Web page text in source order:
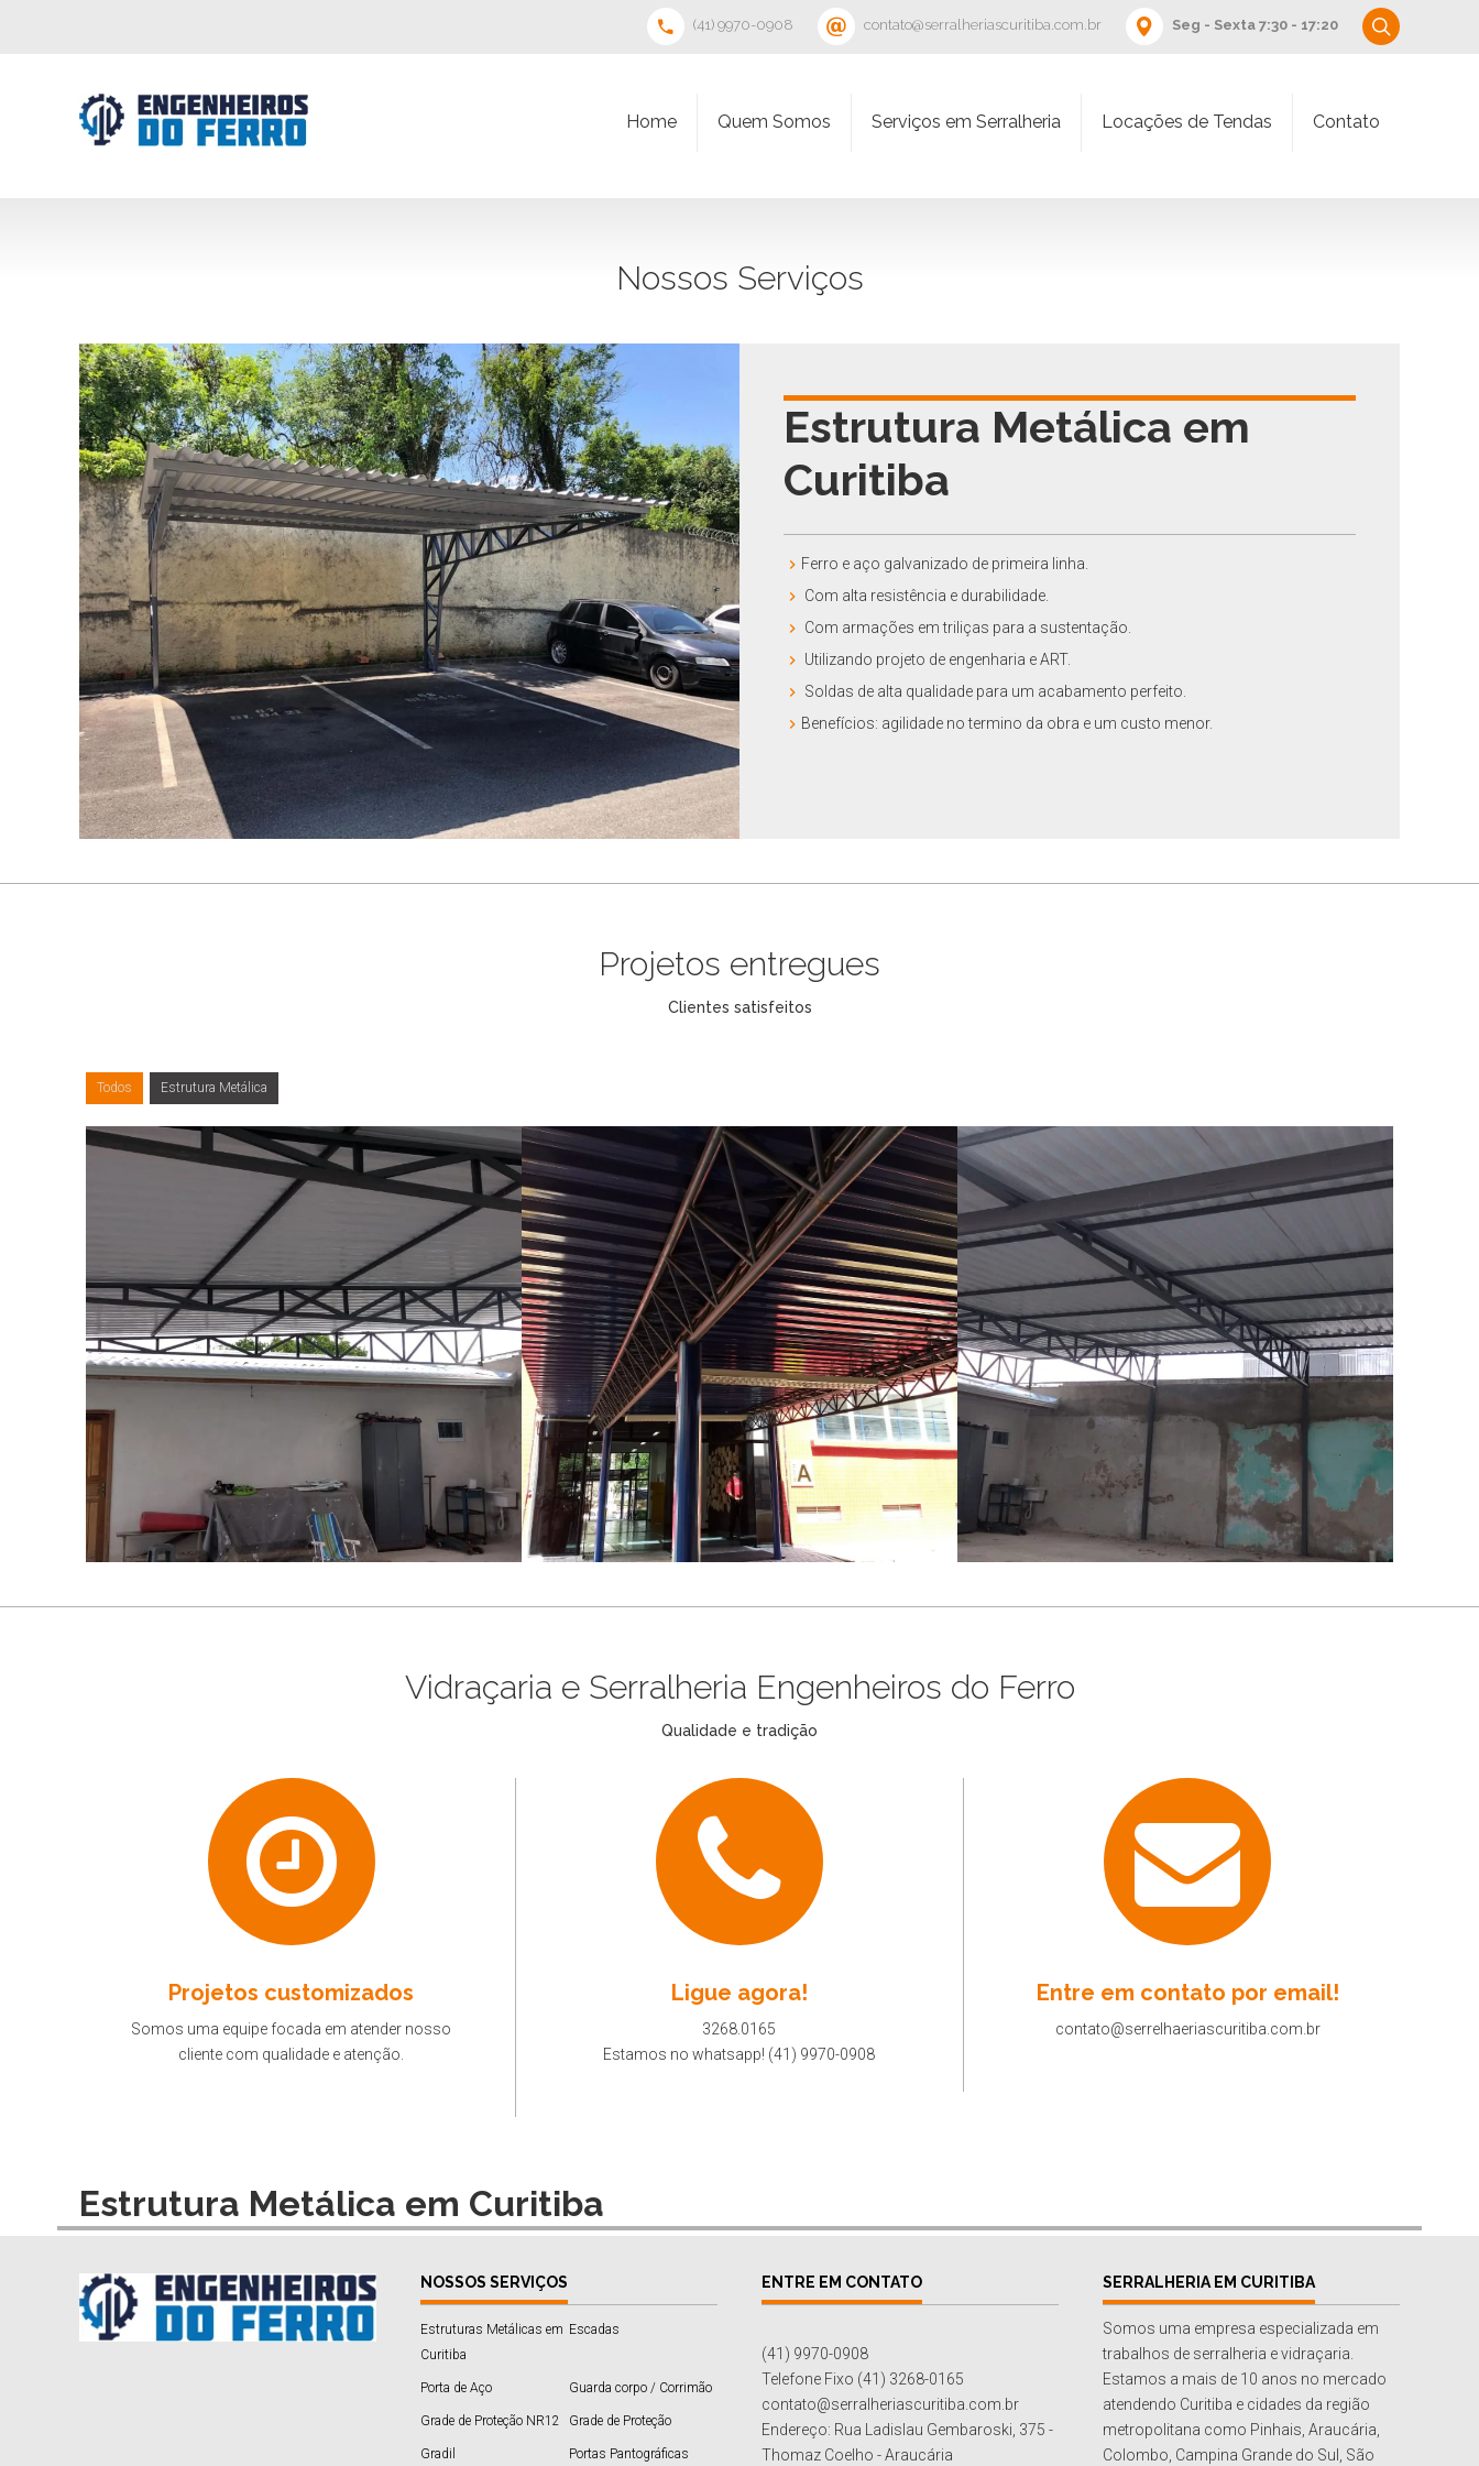
(41) 9970-0908 contato@serralheriascuritiba.com.br Seg - Sexta 7:30 - 17:20
Home Quem Somos Serviços em Serralheria Locações de Tendas Contato
Nossos Serviços
Estrutura Metálica em
Curitiba
Ferro e aço galvanizado de primeira linha.
Com alta resistência e durabilidade.
Com armações em triliças para a sustentação.
Utilizando projeto de engenharia e ART.
Soldas de alta qualidade para um acabamento perfeito.
Benefícios: agilidade no termino da obra e um custo menor.
Projetos entregues
Clientes satisfeitos
Todos Estrutura Metálica
Vidraçaria e Serralheria Engenheiros do Ferro
Qualidade e tradição
Projetos customizados
Somos uma equipe focada em atender nosso
cliente com qualidade e atenção.
Ligue agora!
3268.0165
Estamos no whatsapp! (41) 9970-0908
Entre em contato por email!
contato@serrelhaeriascuritiba.com.br
Estrutura Metálica em Curitiba
NOSSOS SERVIÇOS
Estruturas Metálicas em
Curitiba
Escadas
Porta de Aço Guarda corpo / Corrimão
Grade de Proteção NR12 Grade de Proteção
Gradil Portas Pantográficas
ENTRE EM CONTATO
(41) 9970-0908
Telefone Fixo (41) 3268-0165
contato@serralheriascuritiba.com.br
Endereço: Rua Ladislau Gembaroski, 375 -
Thomaz Coelho - Araucária
SERRALHERIA EM CURITIBA
Somos uma empresa especializada em
trabalhos de serralheria e vidraçaria.
Estamos a mais de 10 anos no mercado
atendendo Curitiba e cidades da região
metropolitana como Pinhais, Araucária,
Colombo, Campina Grande do Sul, São